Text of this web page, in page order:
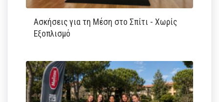
Ασκήσεις για τη Μέση στο Σπίτι - Χωρίς
Εξοπλισμό